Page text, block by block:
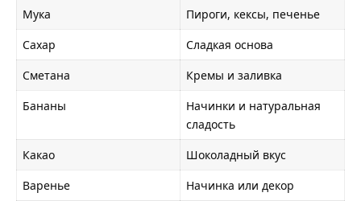
Мука
Пироги, кексы, печенье
Сахар
Сладкая основа
Сметана
Кремы и заливка
Бананы
Начинки и натуральная
сладость
Какао
Шоколадный вкус
Варенье
Начинка или декор